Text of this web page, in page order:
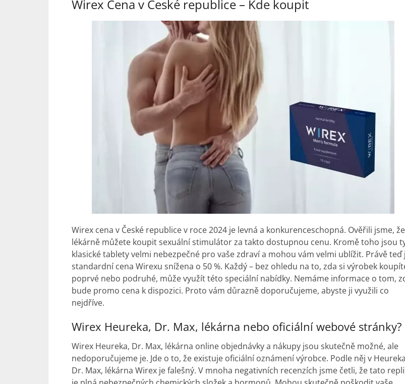
Wirex Cena v České republice – Kde koupit
Wirex cena v České republice v roce 2024 je levná a konkurenceschopná. Ověřili jsme,
lékárně můžete koupit sexuální stimulátor za takto dostupnou cenu. Kromě toho jsou
klasické tablety velmi nebezpečné pro vaše zdraví a mohou vám velmi ublížit. Právě teď
standardní cena Wirexu snížena o 50 %. Každý – bez ohledu na to, zda si výrobek
poprvé nebo podruhé, může využít této speciální nabídky. Nemáme informace o tom,
bude promo cena k dispozici. Proto vám důrazně doporučujeme, abyste ji využili co
nejdříve.
Wirex Heureka, Dr. Max, lékárna nebo oficiální webové stránky?
Wirex Heureka, Dr. Max, lékárna online objednávky a nákupy jsou skutečně možné, ale
nedoporučujeme je. Jde o to, že existuje oficiální oznámení výrobce. Podle něj v
Dr. Max, lékárna Wirex je falešný. V mnoha negativních recenzích jsme četli, že tato